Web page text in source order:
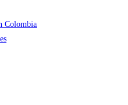
Colombia